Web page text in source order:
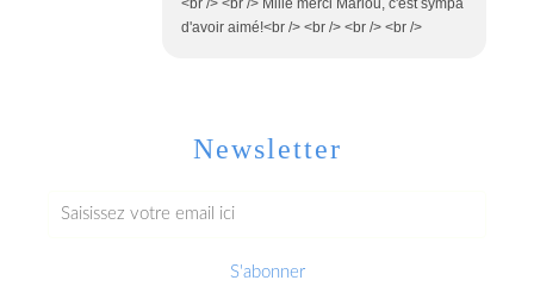
d'avoir aimé!<br /> <br /> <br /> <br />
Newsletter